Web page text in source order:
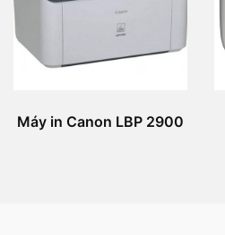
Máy in Canon LBP 2900